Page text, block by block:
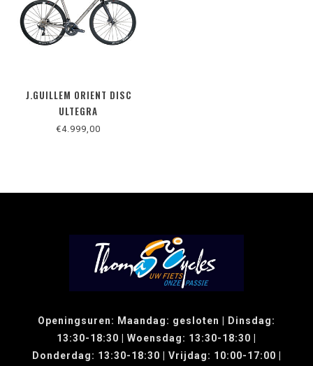
J.GUILLEM ORIENT DISC
ULTEGRA
€4.999,00
Openingsuren: Maandag: gesloten | Dinsdag:
13:30-18:30 | Woensdag: 13:30-18:30 |
Donderdag: 13:30-18:30 | Vrijdag: 10:00-17:00 |